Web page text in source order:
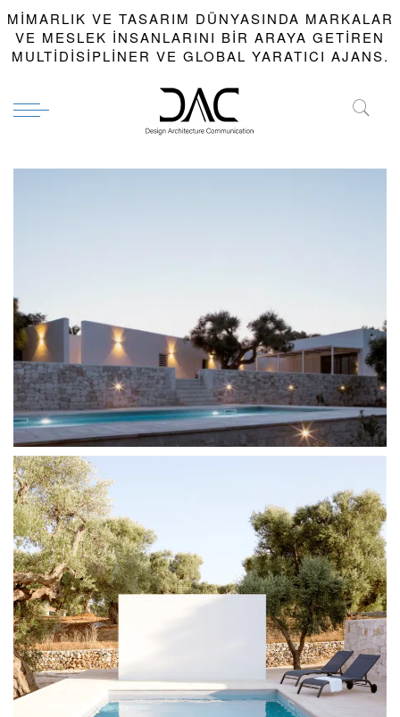
MIMARLIK VE TASARIM DÜNYASINDA MARKALAR
VE MESLEK INSANLARINI BIR ARAYA GETIREN
MULTIDISIPLINER VE GLOBAL YARATICI AJANS.